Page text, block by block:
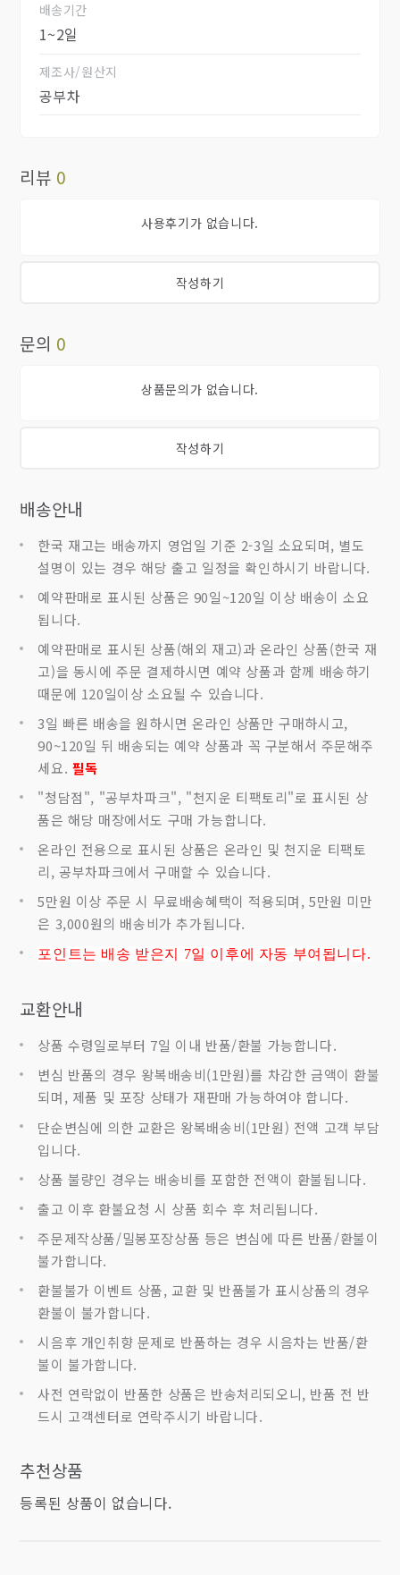
배송기간
1~2일
제조사/원산지
공부차
리뷰 0
사용후기가 없습니다.
작성하기
문의 0
상품문의가 없습니다.
작성하기
배송안내
한국 재고는 배송까지 영업일 기준 2-3일 소요되며, 별도
설명이 있는 경우 해당 출고 일정을 확인하시기 바랍니다.
예약판매로 표시된 상품은 90일~120일 이상 배송이 소요
됩니다.
예약판매로 표시된 상품(해외 재고)과 온라인 상품(한국 재
고)을 동시에 주문 결제하시면 예약 상품과 함께 배송하기
때문에 120일이상 소요될 수 있습니다.
3일 빠른 배송을 원하시면 온라인 상품만 구매하시고,
90~120일 뒤 배송되는 예약 상품과 꼭 구분해서 주문해주
세요. 필독
"청담점", "공부차파크", "천지운 티팩토리"로 표시된 상
품은 해당 매장에서도 구매 가능합니다.
온라인 전용으로 표시된 상품은 온라인 및 천지운 티팩토
리, 공부차파크에서 구매할 수 있습니다.
5만원 이상 주문 시 무료배송혜택이 적용되며, 5만원 미만
은 3,000원의 배송비가 추가됩니다.
포인트는 배송 받은지 7일 이후에 자동 부여됩니다.
교환안내
상품 수령일로부터 7일 이내 반품/환불 가능합니다.
변심 반품의 경우 왕복배송비(1만원)를 차감한 금액이 환불
되며, 제품 및 포장 상태가 재판매 가능하여야 합니다.
단순변심에 의한 교환은 왕복배송비(1만원) 전액 고객 부담
입니다.
상품 불량인 경우는 배송비를 포함한 전액이 환불됩니다.
출고 이후 환불요청 시 상품 회수 후 처리됩니다.
주문제작상품/밀봉포장상품 등은 변심에 따른 반품/환불이
불가합니다.
환불불가 이벤트 상품, 교환 및 반품불가 표시상품의 경우
환불이 불가합니다.
시음후 개인취향 문제로 반품하는 경우 시음차는 반품/환
불이 불가합니다.
사전 연락없이 반품한 상품은 반송처리되오니, 반품 전 반
드시 고객센터로 연락주시기 바랍니다.
추천상품
등록된 상품이 없습니다.